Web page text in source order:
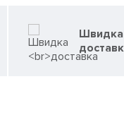
Швидка